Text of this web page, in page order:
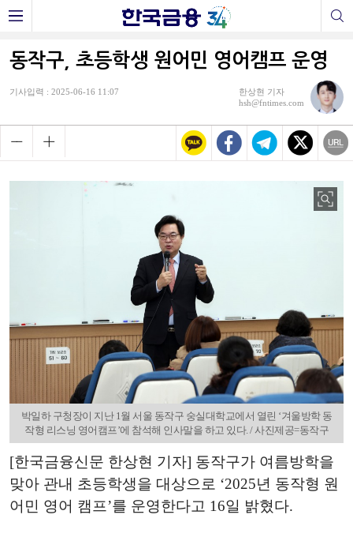
동작구, 초등학생 원어민 영어캠프 운영
기사입력 : 2025-06-16 11:07
한상현 기자
hsh@fntimes.com
박일하 구청장이 지난 1월 서울 동작구 숭실대학교에서 열린 ‘겨울방학 동
작형 리스닝 영어캠프’에 참석해 인사말을 하고 있다. / 사진제공=동작구
[한국금융신문 한상현 기자] 동작구가 여름방학을
맞아 관내 초등학생을 대상으로 ‘2025년 동작형 원
어민 영어 캠프’를 운영한다고 16일 밝혔다.